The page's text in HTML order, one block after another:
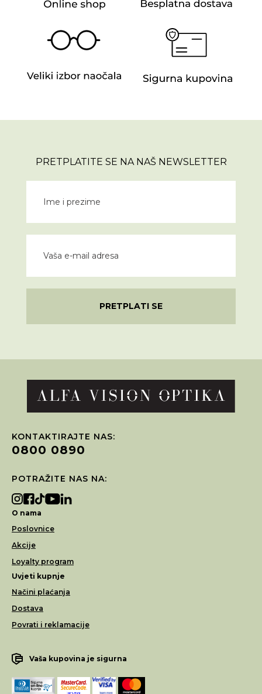
PRETPLATITE SE NA NAŠ NEWSLETTER
PRETPLATI SE
KONTAKTIRAJTE NAS:
0800 0890
POTRAŽITE NAS NA:
O nama
Poslovnice
Akcije
Loyalty program
Uvjeti kupnje
Načini plaćanja
Dostava
Povrati i reklamacije
Vaša kupovina je sigurna